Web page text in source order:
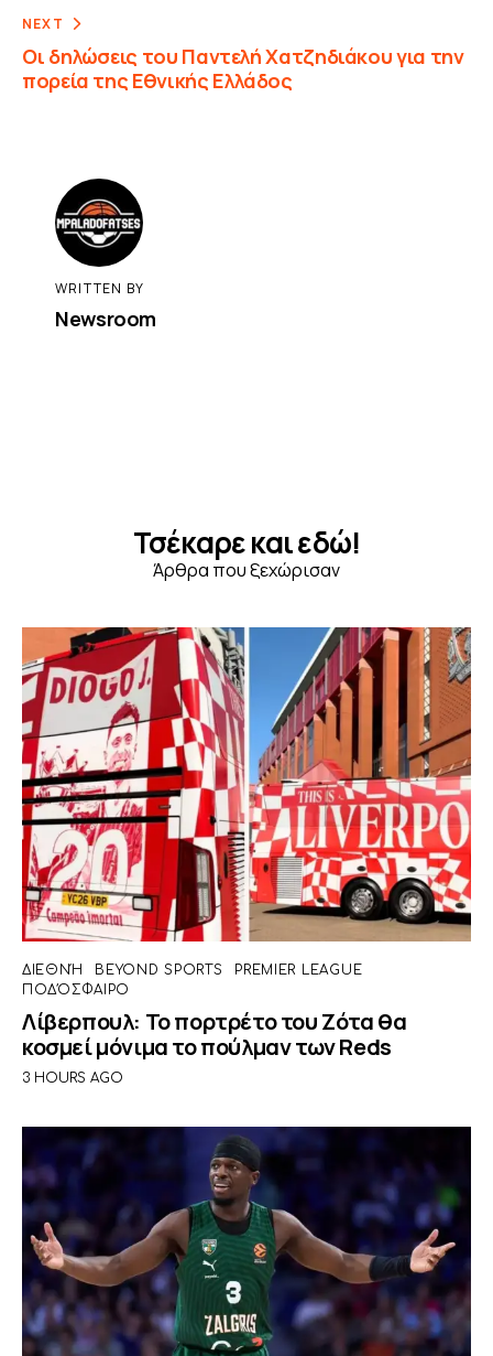
NEXT
Οι δηλώσεις του Παντελή Χατζηδιάκου για την
πορεία της Εθνικής Ελλάδος
WRITTEN BY
Newsroom
Τσέκαρε και εδώ!
Άρθρα που ξεχώρισαν
ΔΙΕΘΝΉ BEYOND SPORTS
PREMIER LEAGUE
ΠΟΔΌΣΦΑΙΡΟ
Λίβερπουλ: Το πορτρέτο του Ζότα θα
κοσμεί μόνιμα το πούλμαν των Reds
3 HOURS AGO